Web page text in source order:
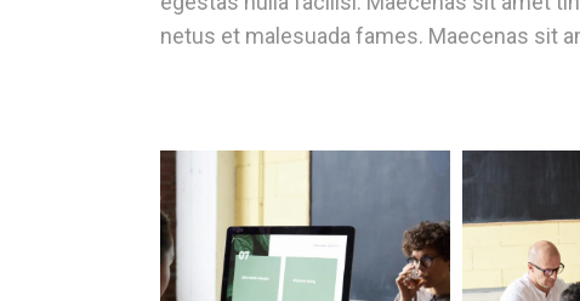
netus et malesuada fames. Maecenas sit